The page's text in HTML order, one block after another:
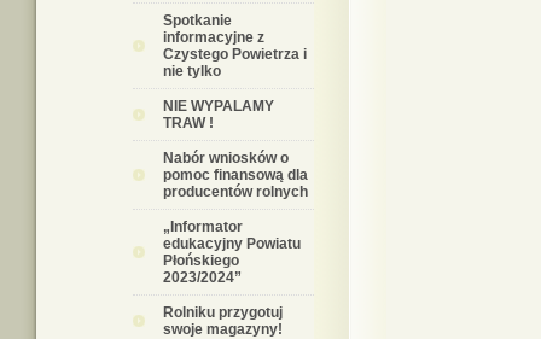
Spotkanie
informacyjne z
Czystego Powietrza i
nie tylko
NIE WYPALAMY
TRAW !
Nabór wniosków o
pomoc finansową dla
producentów rolnych
„Informator
edukacyjny Powiatu
Płońskiego
2023/2024”
Rolniku przygotuj
swoje magazyny!